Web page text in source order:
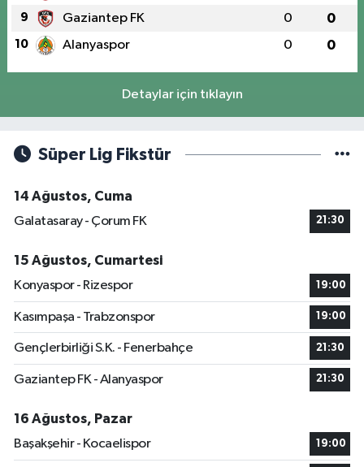
9 Gaziantep FK 0 0
10 Alanyaspor 0 0
Detaylar için tıklayın
Süper Lig Fikstür
14 Ağustos, Cuma
Galatasaray - Çorum FK
21:30
15 Ağustos, Cumartesi
Konyaspor - Rizespor
19:00
Kasımpaşa - Trabzonspor 19:00
Gençlerbirliği S.K. - Fenerbahçe 21:30
Gaziantep FK - Alanyaspor 21:30
16 Ağustos, Pazar
Başakşehir - Kocaelispor
19:00